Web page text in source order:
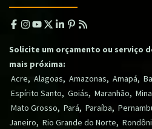
Solicite um orçamento ou serviço
mais próxima:
Acre, Alagoas, Amazonas, Amapá,
Espírito Santo, Goiás, Maranhão,
Mato Grosso, Pará, Paraíba,
Janeiro, Rio Grande do Norte,